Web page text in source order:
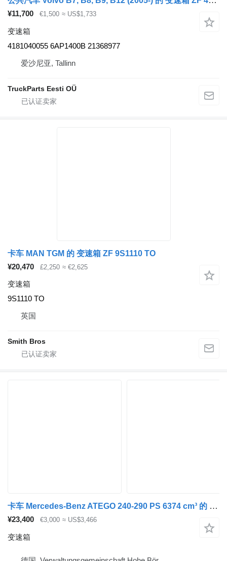
¥11,700 €1,500 ≈ US$1,733
变速箱
4181040055 6AP1400B 21368977
爱沙尼亚, Tallinn
TruckParts Eesti OÜ
卡车 MAN TGM 的 变速箱 ZF 9S1110 TO
¥20,470
£2,250 ≈ €2,625
变速箱
9S1110 TO
英国
Smith Bros
卡车 Mercedes-Benz ATEGO 240-290 PS 6374 cm³ 的 变速箱 Mercedes-Benz G131-9
¥23,400 €3,000 ≈ US$3,466
变速箱